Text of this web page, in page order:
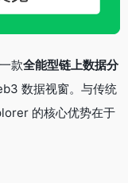
款全能型链上数据分
数据视窗。与传统
的核心优势在于